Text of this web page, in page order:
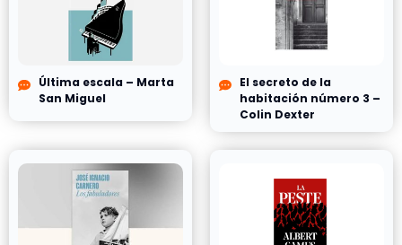
Última escala – Marta
San Miguel
El secreto de la
habitación número 3 –
Colin Dexter